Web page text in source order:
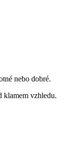
nebo dobré.
klamem vzhledu.